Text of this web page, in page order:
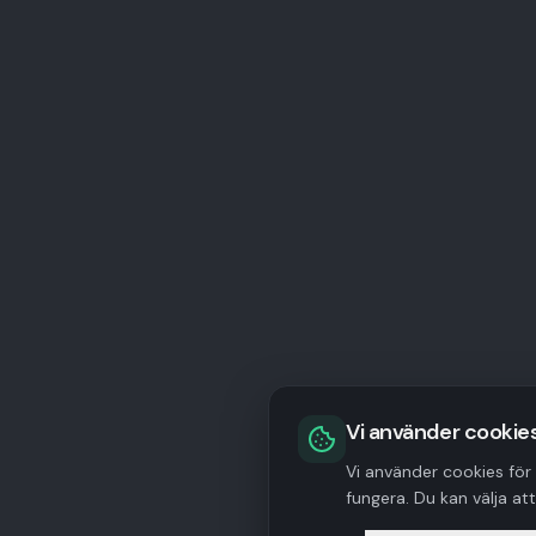
Vi använder
Vi använder cookies
fungera. Du kan välja